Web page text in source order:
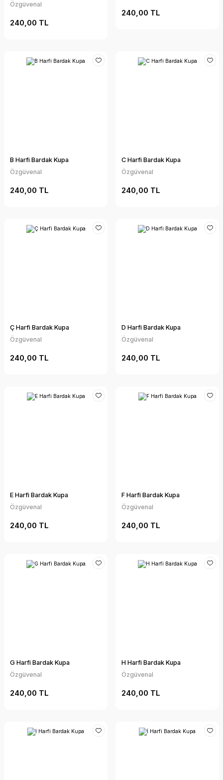
Özgüvenal
240,00 TL
240,00 TL
B Harfi Bardak Kupa
Özgüvenal
240,00 TL
C Harfi Bardak Kupa
Özgüvenal
240,00 TL
Ç Harfi Bardak Kupa
Özgüvenal
240,00 TL
D Harfi Bardak Kupa
Özgüvenal
240,00 TL
E Harfi Bardak Kupa
Özgüvenal
240,00 TL
F Harfi Bardak Kupa
Özgüvenal
240,00 TL
G Harfi Bardak Kupa
Özgüvenal
240,00 TL
H Harfi Bardak Kupa
Özgüvenal
240,00 TL